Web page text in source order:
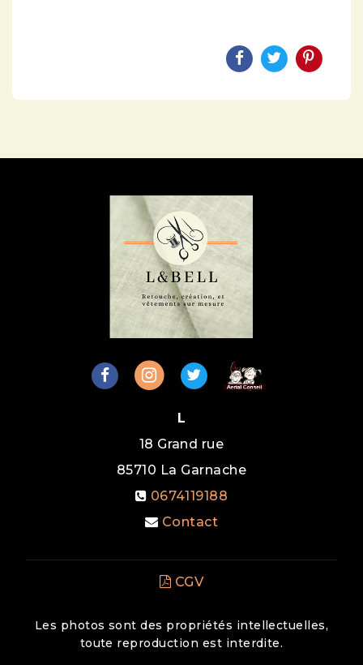
L
18 Grand rue
85710 La Garnache
0674119188
Contact
CGV
Les photos sont des propriétés intellectuelles,
toute reproduction est interdite.